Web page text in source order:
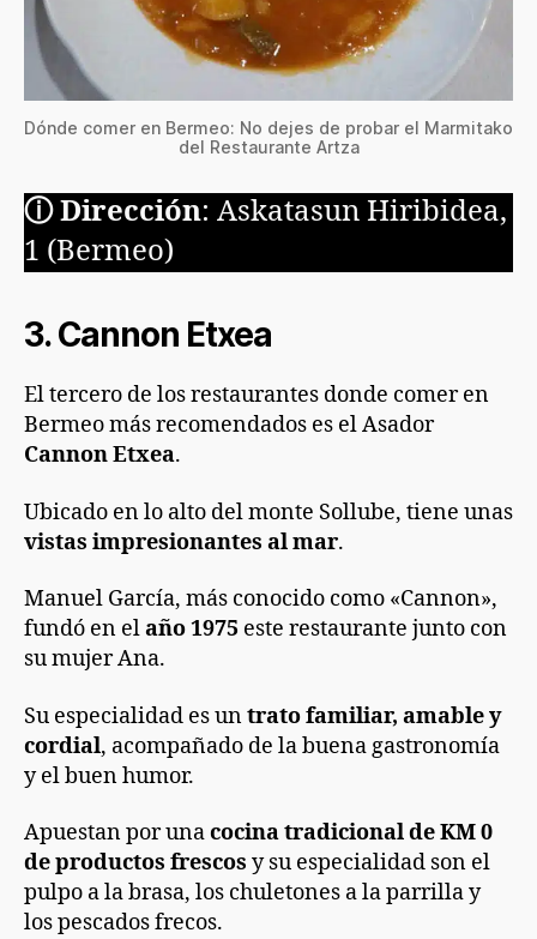
Dónde comer en Bermeo: No dejes de probar el Marmitako
del Restaurante Artza
ⓘ Dirección: Askatasun Hiribidea,
1 (Bermeo)
3. Cannon Etxea
El tercero de los restaurantes donde comer en
Bermeo más recomendados es el Asador
Cannon Etxea.
Ubicado en lo alto del monte Sollube, tiene unas
vistas impresionantes al mar.
Manuel García, más conocido como «Cannon»,
fundó en elaño 1975 este restaurante junto con
su mujer Ana.
Su especialidad es untrato familiar, amable y
cordial, acompañado de la buena gastronomía
y el buen humor.
Apuestan por unacocina tradicional de KM 0
de productos frescos y su especialidad son el
pulpo a la brasa, los chuletones a la parrilla y
los pescados frecos.